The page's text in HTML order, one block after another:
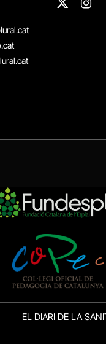
X
EL DIARI DE LA